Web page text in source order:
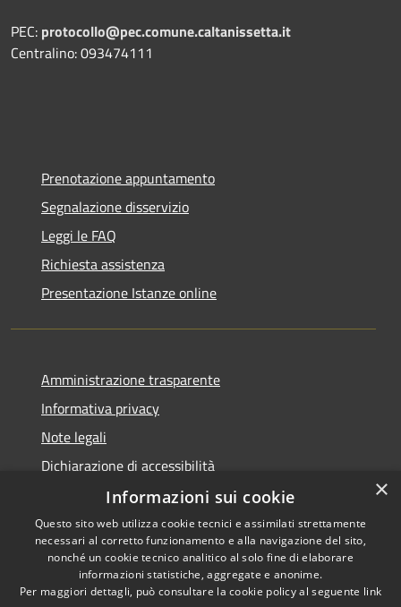
PEC: protocollo@pec.comune.caltanissetta.it
Centralino: 093474111
Prenotazione appuntamento
Segnalazione disservizio
Leggi le FAQ
Richiesta assistenza
Presentazione Istanze online
Amministrazione trasparente
Informativa privacy
Note legali
Dichiarazione di accessibilità
Accessibilità
Privacy
Copyright © 2026 • Comune di
Caltanissetta • Powered by
Municipium•Accesso
×
Informazioni sui cookie
Questo sito web utilizza cookie tecnici e assimilati strettamente
necessari al corretto funzionamento e alla navigazione del sito,
nonché un cookie tecnico analitico al solo fine di elaborare
informazioni statistiche, aggregate e anonime.
Per maggiori dettagli, può consultare la cookie policy al seguente link